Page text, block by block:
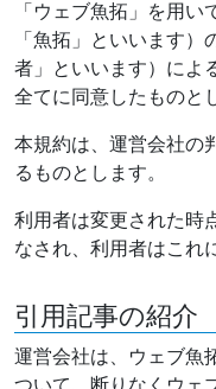
「ウェブ魚拓」を用い
「魚拓」といいます
者」といいます）によ
全てに同意したものと
本規約は、運営会社の
るものとします。
利用者は変更された時
なされ、利用者はこれ
引用記事の紹介
運営会社は、ウェブ魚